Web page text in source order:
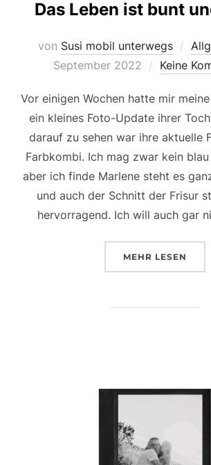
Das Leben ist bunt
von Susi mobil unterwegs
September 2022
Keine
Vor einigen Wochen hatte mir
ein kleines Foto-Update ihrer
darauf zu sehen war ihre aktuelle
Farbkombi. Ich mag zwar kein
aber ich finde Marlene steht es
und auch der Schnitt der Frisur
hervorragend. Ich will auch gar
MEHR ÜBER
LESEN